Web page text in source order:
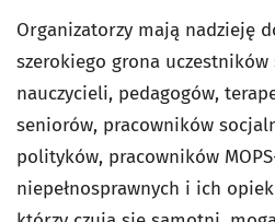
Organizatorzy mają nadzieję
szerokiego grona
nauczycieli, pedagogów,
seniorów, pracowników
polityków, pracowników
niepełnosprawnych i ich